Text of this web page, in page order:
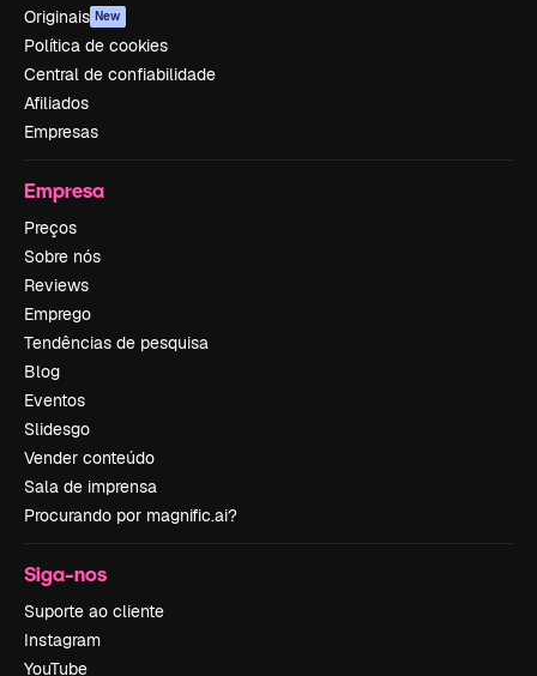
Originais New
Política de cookies
Central de confiabilidade
Afiliados
Empresas
Empresa
Preços
Sobre nós
Reviews
Emprego
Tendências de pesquisa
Blog
Eventos
Slidesgo
Vender conteúdo
Sala de imprensa
Procurando por magnific.ai?
Siga-nos
Suporte ao cliente
Instagram
YouTube